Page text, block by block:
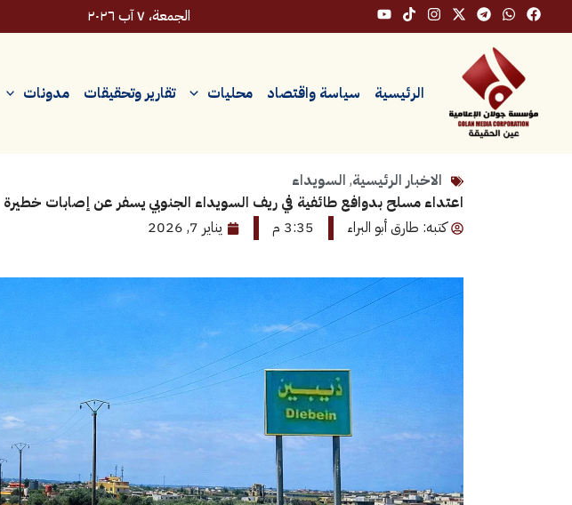
تخطي
إلى
الجمعة، ٧ آب ٢٠٢٦
الرئيسية سياسة واقتصاد محليات تقارير وتحقيقات مدونات
الاخبار الرئيسية, السويداء
اعتداء مسلح بدوافع طائفية في ريف السويداء الجنوبي يسفر عن إصابات خطيرة
كتبه: طارق أبو البراء
3:35 م يناير 7, 2026